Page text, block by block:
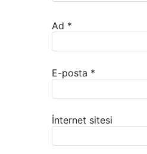
Ad *
E-posta *
İnternet sitesi